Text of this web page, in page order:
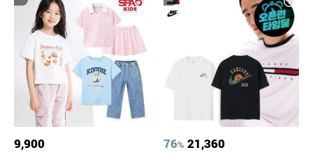
9,900 76% 21,360